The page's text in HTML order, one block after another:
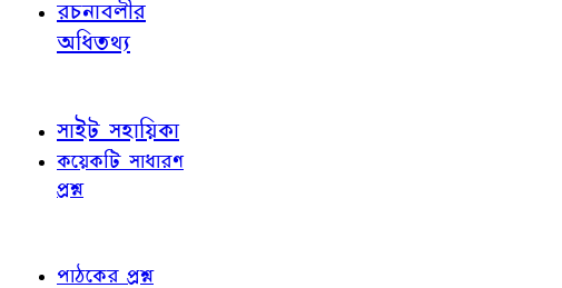
রচনাবলীর
অধিতথ্য
সাইট সহায়িকা
কয়েকটি সাধারণ
প্রশ্ন
পাঠকের প্রশ্ন